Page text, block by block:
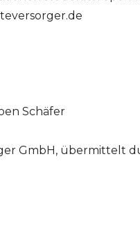
Schäfer
GmbH, übermittelt